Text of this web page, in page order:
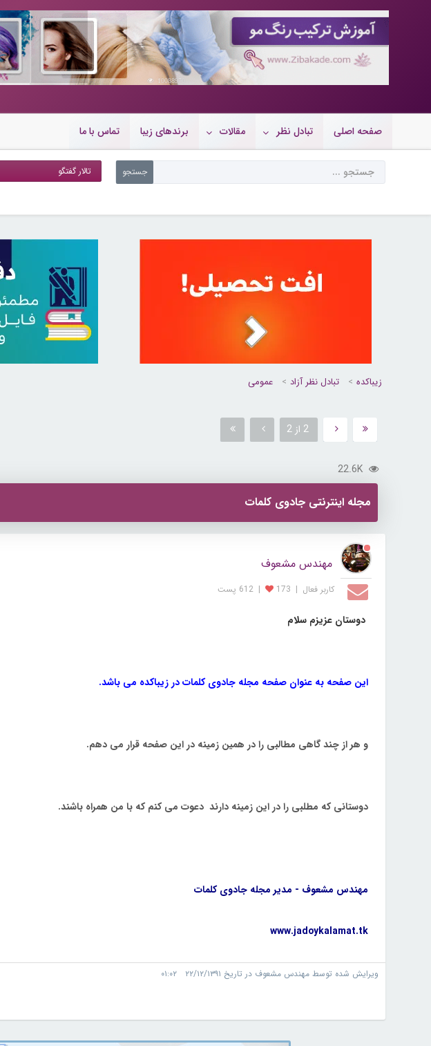
10088970
صفحه اصلی تبادل نظر مقالات برندهای زیبا تماس با ما
زیباکده تبادل نظر آزاد عمومی
2 از 2
22.6K
مجله اینترنتی جادوی کلمات
مهندس مشعوف
کاربر فعال |
173
| 612 پست
دوستان عزیزم سلام
این صفحه به عنوان صفحه مجله جادوی کلمات در زیباکده می باشد.
و هر از چند گاهی مطالبی را در همین زمینه در این صفحه قرار می دهم.
دوستانی که مطلبی را در این زمینه دارند دعوت می کنم که با من همراه باشند.
مهندس مشعوف - مدیر مجله جادوی کلمات
www.jadoykalamat.tk
ویرایش شده توسط مهندس مشعوف در تاریخ ۲۲/۱۲/۱۳۹۱ ۰۱:۰۲